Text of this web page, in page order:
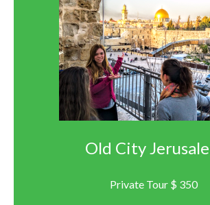
Old City
Private Tour $ 350